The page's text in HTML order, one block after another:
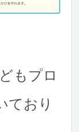
もプロ
ており